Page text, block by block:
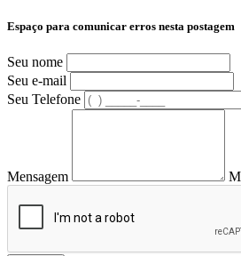
Espaço para comunicar erros nesta postagem
Seu nome
Seu e-mail
Seu Telefone
Mensagem